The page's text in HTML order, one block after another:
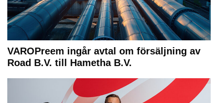
VAROPreem ingår avtal om försäljning av
Road B.V. till Hametha B.V.